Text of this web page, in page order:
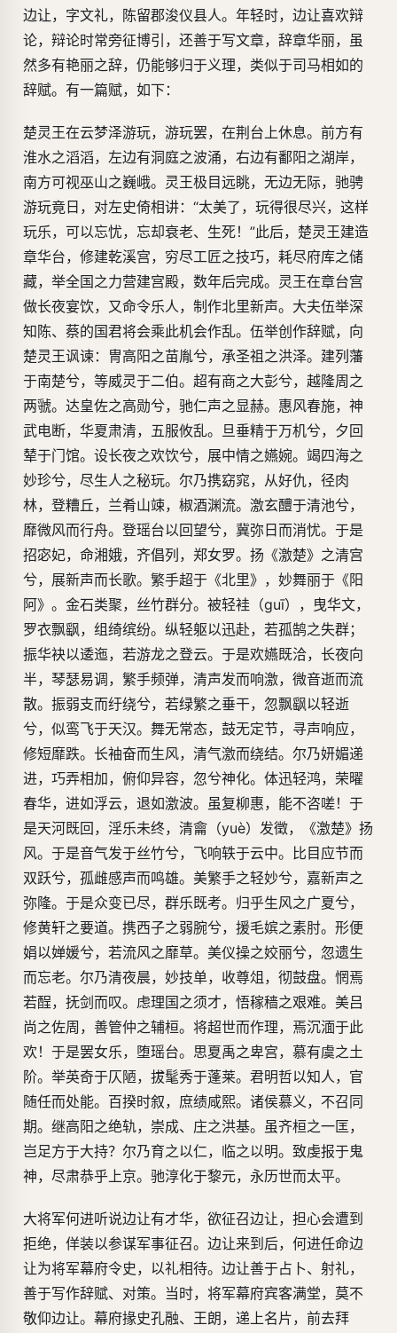
边让，字文礼，陈留郡浚仪县人。年轻时，边让喜欢辩
论，辩论时常旁征博引，还善于写文章，辞章华丽，虽
然多有艳丽之辞，仍能够归于义理，类似于司马相如的
辞赋。有一篇赋，如下：
楚灵王在云梦泽游玩，游玩罢，在荆台上休息。前方有
淮水之滔滔，左边有洞庭之波涌，右边有鄱阳之湖岸，
南方可视巫山之巍峨。灵王极目远眺，无边无际，驰骋
游玩竟日，对左史倚相讲：“太美了，玩得很尽兴，这样
玩乐，可以忘忧，忘却衰老、生死！”此后，楚灵王建造
章华台，修建乾溪宫，穷尽工匠之技巧，耗尽府库之储
藏，举全国之力营建宫殿，数年后完成。灵王在章台宫
做长夜宴饮，又命令乐人，制作北里新声。大夫伍举深
知陈、蔡的国君将会乘此机会作乱。伍举创作辞赋，向
楚灵王讽谏：冑高阳之苗胤兮，承圣祖之洪泽。建列藩
于南楚兮，等威灵于二伯。超有商之大彭兮，越隆周之
两虢。达皇佐之高勋兮，驰仁声之显赫。惠风春施，神
武电断，华夏肃清，五服攸乱。旦垂精于万机兮，夕回
辇于门馆。设长夜之欢饮兮，展中情之嬿婉。竭四海之
妙珍兮，尽生人之秘玩。尔乃携窈窕，从好仇，径肉
林，登糟丘，兰肴山竦，椒酒渊流。激玄醴于清池兮，
靡微风而行舟。登瑶台以回望兮，冀弥日而消忧。于是
招宓妃，命湘娥，齐倡列，郑女罗。扬《激楚》之清宫
兮，展新声而长歌。繁手超于《北里》，妙舞丽于《阳
阿》。金石类聚，丝竹群分。被轻袿（guī），曳华文，
罗衣飘飖，组绮缤纷。纵轻躯以迅赴，若孤鹄之失群；
振华袂以逶迤，若游龙之登云。于是欢嬿既洽，长夜向
半，琴瑟易调，繁手频弹，清声发而响激，微音逝而流
散。振弱支而纡绕兮，若绿繁之垂干，忽飘飖以轻逝
兮，似鸾飞于天汉。舞无常态，鼓无定节，寻声响应，
修短靡跌。长袖奋而生风，清气激而绕结。尔乃妍媚递
进，巧弄相加，俯仰异容，忽兮神化。体迅轻鸿，荣曜
春华，进如浮云，退如激波。虽复柳惠，能不咨嗟！于
是天河既回，淫乐未终，清龠（yuè）发徵，《激楚》扬
风。于是音气发于丝竹兮，飞响轶于云中。比目应节而
双跃兮，孤雌感声而鸣雄。美繁手之轻妙兮，嘉新声之
弥隆。于是众变已尽，群乐既考。归乎生风之广夏兮，
修黄轩之要道。携西子之弱腕兮，援毛嫔之素肘。形便
娟以婵媛兮，若流风之靡草。美仪操之姣丽兮，忽遗生
而忘老。尔乃清夜晨，妙技单，收尊俎，彻鼓盘。惘焉
若酲，抚剑而叹。虑理国之须才，悟稼穑之艰难。美吕
尚之佐周，善管仲之辅桓。将超世而作理，焉沉湎于此
欢！于是罢女乐，堕瑶台。思夏禹之卑宫，慕有虞之土
阶。举英奇于仄陋，拔髦秀于蓬莱。君明哲以知人，官
随任而处能。百揆时叙，庶绩咸熙。诸侯慕义，不召同
期。继高阳之绝轨，崇成、庄之洪基。虽齐桓之一匡，
岂足方于大持？尔乃育之以仁，临之以明。致虔报于鬼
神，尽肃恭乎上京。驰淳化于黎元，永历世而太平。
大将军何进听说边让有才华，欲征召边让，担心会遭到
拒绝，佯装以参谋军事征召。边让来到后，何进任命边
让为将军幕府令史，以礼相待。边让善于占卜、射礼，
善于写作辞赋、对策。当时，将军幕府宾客满堂，莫不
敬仰边让。幕府掾史孔融、王朗，递上名片，前去拜